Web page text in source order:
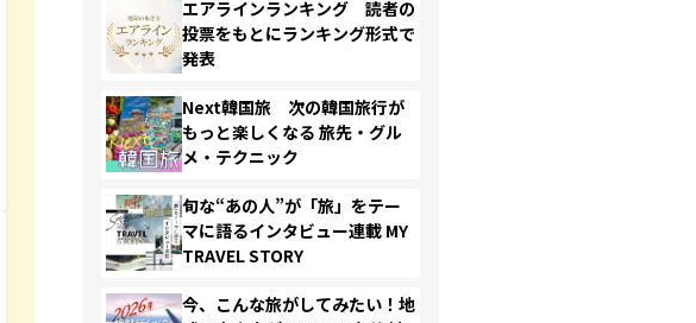
エアラインランキング 読者の
投票をもとにランキング形式で
発表
Next韓国旅 次の韓国旅行が
もっと楽しくなる 旅先・グル
メ・テクニック
旬な“あの人”が「旅」をテー
マに語るインタビュー連載 MY
TRAVEL STORY
今、こんな旅がしてみたい！地